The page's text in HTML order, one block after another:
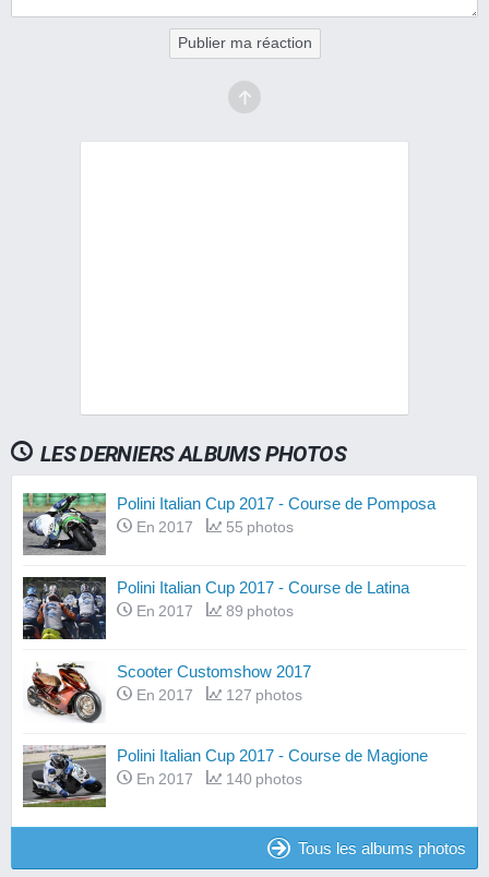
Publier ma réaction
LES DERNIERS ALBUMS PHOTOS
Polini Italian Cup 2017 - Course de Pomposa
En 2017 55 photos
Polini Italian Cup 2017 - Course de Latina
En 2017 89 photos
Scooter Customshow 2017
En 2017 127 photos
Polini Italian Cup 2017 - Course de Magione
En 2017 140 photos
Tous les albums photos